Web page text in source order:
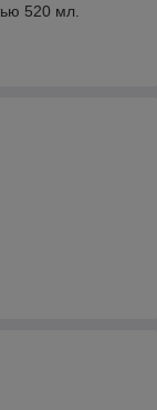
520 мл.